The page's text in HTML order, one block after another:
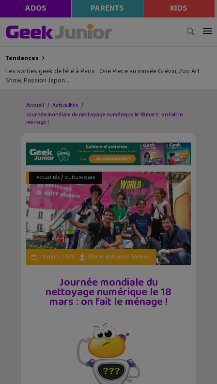
ADOS PARENTS KIDS
Tendances
Les sorties geek de l’été à Paris : One Piece au musée Grévin, Zoo Art
Show, Passion Japon…
Accueil
Actualités
Journée mondiale du nettoyage numérique le 18 mars : on fait le
ménage !
Actualités/ Culture Geek
18 mars 2023 Mariel Balbuena Vallejos
Journée mondiale du
nettoyage numérique le 18
mars : on fait le ménage !